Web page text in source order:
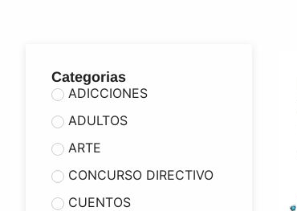
Categorias
ADICCIONES
ADULTOS
ARTE
CONCURSO DIRECTIVO
CUENTOS